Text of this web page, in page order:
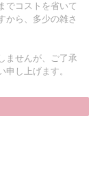
でコストを省いて
から、多少の雑さ
ませんが、ご了承
し上げます。